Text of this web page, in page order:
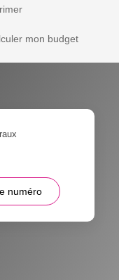
mon budget
numéro